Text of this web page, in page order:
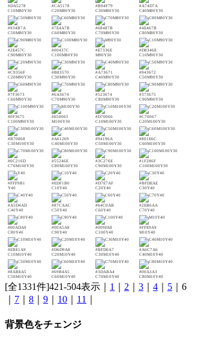
#DA5278
C10M80Y30
#CA5178
C20M80Y30
#B94F79
C30M80Y30
#A74D7A
C40M80Y30
#934B7A
C50M80Y30
#7E4A7B
C60M80Y30
#68487B
C70M80Y30
#4E467B
C80M80Y30
#2E457C
C90M80Y30
#00437C
C100M80Y30
#E7336E
M90Y30
#D8346E
C10M90Y30
#C9356F
C20M90Y30
#B83570
C30M90Y30
#A73671
C40M90Y30
#943672
C50M90Y30
#7F3673
C60M90Y30
#6A3674
C70M90Y30
#523674
C80M90Y30
#373675
C90M90Y30
#0F3675
C100M90Y30
#E50065
M100Y30
#D70066
C10M100Y30
#C70067
C20M100Y30
#B70868
C30M100Y30
#A61269
C40M100Y30
#94196A
C50M100Y30
#801E6C
C60M100Y30
#6C216D
C70M100Y30
#55246E
C80M100Y30
#3C276E
C90M100Y30
#1F286F
C100M100Y30
#FFF9B1
Y40
#EDF1B0
C10Y40
#D7E7AF
C20Y40
#BFDEAE
C30Y40
#A5D4AD
C40Y40
#87CAAC
C50Y40
#64C0AB
C60Y40
#2EB6AA
C70Y40
#00ADA9
C80Y40
#00A5A8
C90Y40
#009FA8
C100Y40
#FFE9A9
M10Y40
#EBE1A9
C10M10Y40
#D6D9A8
C20M10Y40
#BFD0A7
C30M10Y40
#A6C7A6
C40M10Y40
#8ABEA5
C50M10Y40
#69B4A5
C60M10Y40
#3DABA4
C70M10Y40
#00A3A3
C80M10Y40
[全1331件]421-504表示｜ 1 2 3 4 5 ｜6
7 8 9 10 11
背景色をチェンジ